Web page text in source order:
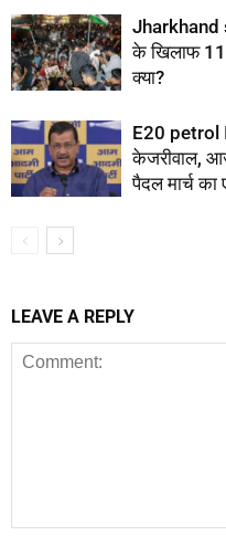
Jharkhand
के खिलाफ
क्या?
E20 petrol
केजरीवाल,
पैदल मार्च का
LEAVE A REPLY